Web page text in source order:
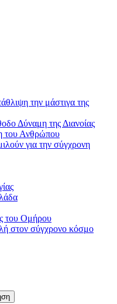
την μάστιγα της
Δύναμη της Διανοίας
του Ανθρώπου
για την σύγχρονη
του Ομήρου
στον σύγχρονο κόσμο